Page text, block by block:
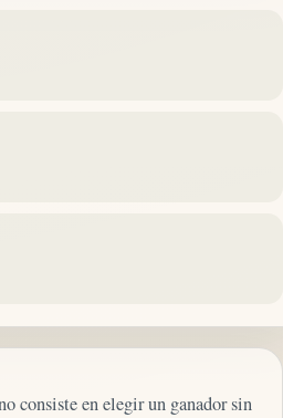
consiste en elegir un ganador sin